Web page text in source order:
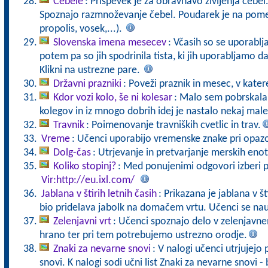
Spoznajo razmnoževanje čebel. Poudarek je na
propolis, vosek,...).
Slovenska imena mesecev : Včasih so se
potem pa so jih spodrinila tista, ki jih uporabljamo
Klikni na ustrezne pare.
Državni prazniki : Poveži praznik in mesec, v
Kdor vozi kolo, še ni kolesar : Malo sem
kolegov in iz mnogo dobrih idej je nastalo nekaj
Travnik : Poimenovanje travniških cvetlic in trav.
Vreme : Učenci uporabijo vremenske znake pri
Dolg-čas : Utrjevanje in pretvarjanje merskih
Koliko stopinj? : Med ponujenimi odgovori izberi
Vir:http://eu.ixl.com/
Jablana v štirih letnih časih : Prikazana je jablana v
bio pridelava jabolk na domačem vrtu. Učenci se
Zelenjavni vrt : Učenci spoznajo delo v
hrano ter pri tem potrebujemo ustrezno orodje.
Znaki za nevarne snovi : V nalogi učenci utrjujejo
snovi. K nalogi sodi učni list Znaki za nevarne snovi -